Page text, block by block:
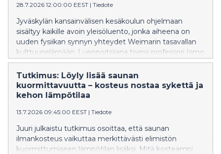
28.7.2026 12:00:00 EEST | Tiedote
Jyväskylän kansainvälisen kesäkoulun ohjelmaan
sisältyy kaikille avoin yleisöluento, jonka aiheena on
uuden fysiikan synnyn yhteydet Weimarin tasavallan
kulttuurielämään. Luennoitsijana toimii professori Ismo
Koponen Helsingin yliopistosta.
Tutkimus: Löyly lisää saunan
kuormittavuutta – kosteus nostaa sykettä ja
kehon lämpötilaa
13.7.2026 09:45:00 EEST | Tiedote
Juuri julkaistu tutkimus osoittaa, että saunan
ilmankosteus vaikuttaa merkittävästi elimistön
kuormittumiseen lämpötilan lisäksi. Mitä kosteampi